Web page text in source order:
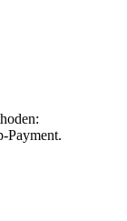
Payment.